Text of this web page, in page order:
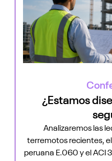
¿Estamos
Analizaremos las
terremotos recientes,
peruana E.060 y el ACI